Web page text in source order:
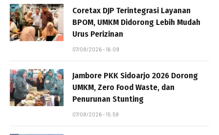
Coretax DJP Terintegrasi Layanan
BPOM, UMKM Didorong Lebih Mudah
Urus Perizinan
07/08/2026 - 16:09
Jambore PKK Sidoarjo 2026 Dorong
UMKM, Zero Food Waste, dan
Penurunan Stunting
07/08/2026 - 15:59